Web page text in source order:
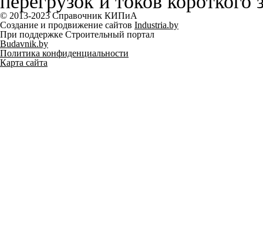
© 2013-2023 Справочник КИПиА
Создание и продвижение сайтов Industria.by
При поддержке Строительный портал
Budavnik.by
Политика конфиденциальности
Карта сайта